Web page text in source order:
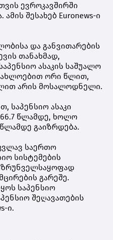
ევროკავშირში
შესახებ Euronews-ი
და განვითარების
თანახმად,
ასაკის საშუალო
ორი წლით,
არის მოსალოდნელი.
საპენსიო ასაკი
66.7 წლამდე, ხოლო
გაიზრდება.
საერთო
სისტემების
გარეშე.
საპენსიო
შეღავათების
ი.